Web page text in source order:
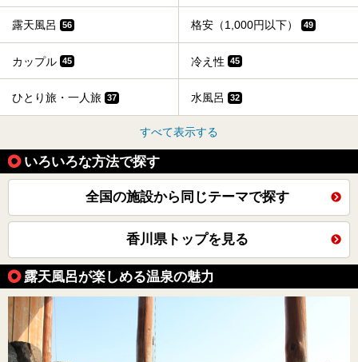
露天風呂 56 格安（1,000円以下） 49
カップル 45 冷え性 45
ひとり旅・一人旅 37 水風呂 32
すべて表示する
いろいろな方法で探す
全国の施設から同じテーマで探す
香川県トップを見る
露天風呂が楽しめる温泉の魅力